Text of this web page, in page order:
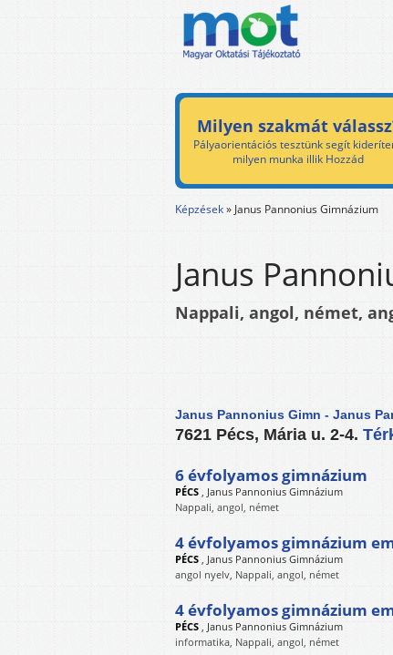
Milyen szakmát
Pályaorientációs tesztünk segít
milyen munka illik Hozzád
Képzések» Janus Pannonius Gimnázium
Janus
Nappali, angol, német,
Janus Pannonius Gimn - Janus
7621 Pécs, Mária u. 2-4.
6 évfolyamos gimnázium
PÉCS
Janus Pannonius Gimnázium
Nappali, angol, német
4 évfolyamos gimnázium
PÉCS
Janus Pannonius Gimnázium
angol nyelv, Nappali, angol, német
4 évfolyamos gimnázium
PÉCS
Janus Pannonius Gimnázium
informatika, Nappali, angol, német